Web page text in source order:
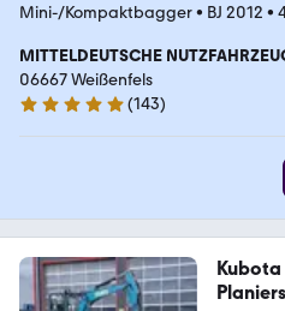
Mini-/Kompaktbagger• BJ 2012 •
MITTELDEUTSCHE
Handel Frank Freiberg
06667 Weißenfels
4.8 Sterne
(143)
Kubota